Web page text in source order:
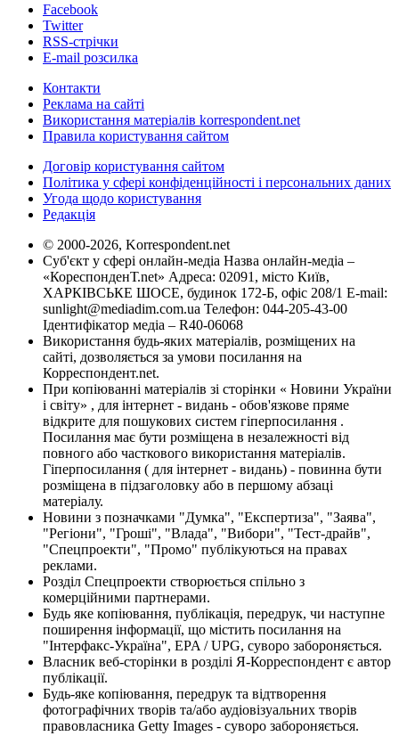
Facebook
Twitter
RSS-стрічки
E-mail розсилка
Контакти
Реклама на сайті
Використання матеріалів korrespondent.net
Правила користування сайтом
Договір користування сайтом
Політика у сфері конфіденційності і персональних даних
Угода щодо користування
Редакція
© 2000-2026, Korrespondent.net
Суб'єкт у сфері онлайн-медіа Назва онлайн-медіа –
«КореспонденТ.net» Адреса: 02091, місто Київ,
ХАРКІВСЬКЕ ШОСЕ, будинок 172-Б, офіс 208/1 E-mail:
sunlight@mediadim.com.ua Телефон: 044-205-43-00
Ідентифікатор медіа – R40-06068
Використання будь-яких матеріалів, розміщених на
сайті, дозволяється за умови посилання на
Корреспондент.net.
При копіюванні матеріалів зі сторінки « Новини України
і світу» , для інтернет - видань - обов'язкове пряме
відкрите для пошукових систем гіперпосилання .
Посилання має бути розміщена в незалежності від
повного або часткового використання матеріалів.
Гіперпосилання ( для інтернет - видань) - повинна бути
розміщена в підзаголовку або в першому абзаці
матеріалу.
Новини з позначками "Думка", "Експертиза", "Заява",
"Регіони", "Гроші", "Влада", "Вибори", "Тест-драйв",
"Спецпроекти", "Промо" публікуються на правах
реклами.
Розділ Спецпроекти створюється спільно з
комерційними партнерами.
Будь яке копіювання, публікація, передрук, чи наступне
поширення інформації, що містить посилання на
"Інтерфакс-Україна", EPA / UPG, суворо забороняється.
Власник веб-сторінки в розділі Я-Корреспондент є автор
публікації.
Будь-яке копіювання, передрук та відтворення
фотографічних творів та/або аудіовізуальних творів
правовласника Getty Images - суворо забороняється.